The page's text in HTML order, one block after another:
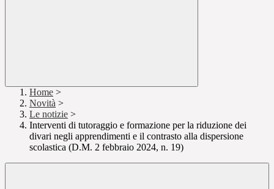
Home >
Novità >
Le notizie >
Interventi di tutoraggio e formazione per la riduzione dei
divari negli apprendimenti e il contrasto alla dispersione
scolastica (D.M. 2 febbraio 2024, n. 19)